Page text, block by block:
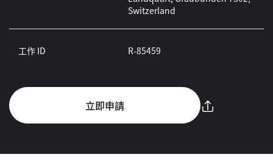
Switzerland
工作 ID R-85459
立即申請